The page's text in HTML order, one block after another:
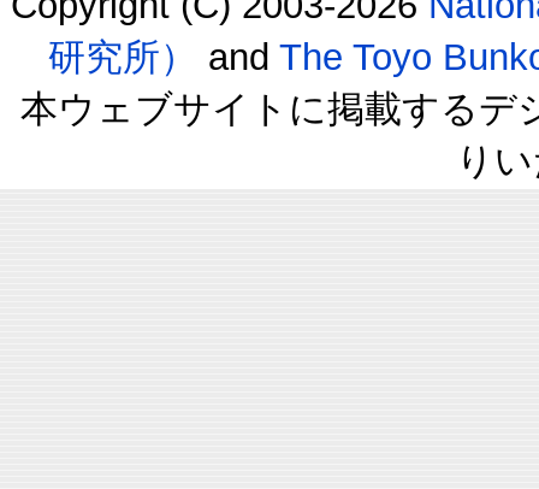
研究所）
and The Toyo
本ウェブサイトに掲載するデ
り